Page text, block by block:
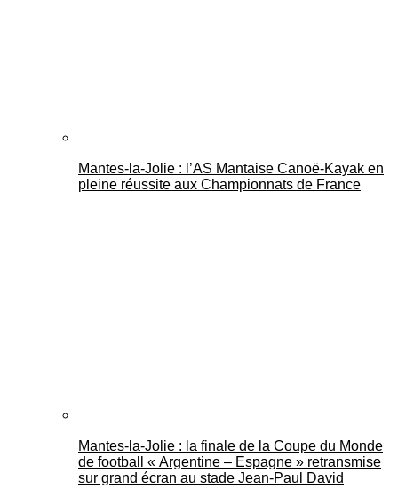
Mantes-la-Jolie : l’AS Mantaise Canoë‑Kayak en
pleine réussite aux Championnats de France
Mantes-la-Jolie : la finale de la Coupe du Monde
de football « Argentine – Espagne » retransmise
sur grand écran au stade Jean-Paul David